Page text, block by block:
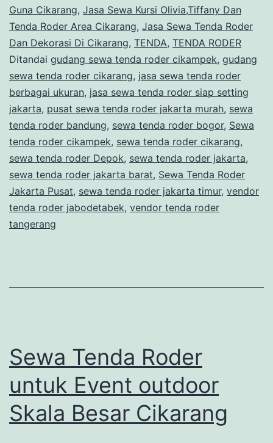
Serba
Guna
Cikarang
Guna Cikarang, Jasa Sewa Kursi Olivia,Tiffany Dan
Tenda Roder Area Cikarang, Jasa Sewa Tenda Roder
Dan Dekorasi Di Cikarang, TENDA, TENDA RODER
Ditandai gudang sewa tenda roder cikampek, gudang
sewa tenda roder cikarang, jasa sewa tenda roder
berbagai ukuran, jasa sewa tenda roder siap setting
jakarta, pusat sewa tenda roder jakarta murah, sewa
tenda roder bandung, sewa tenda roder bogor, Sewa
tenda roder cikampek, sewa tenda roder cikarang,
sewa tenda roder Depok, sewa tenda roder jakarta,
sewa tenda roder jakarta barat, Sewa Tenda Roder
Jakarta Pusat, sewa tenda roder jakarta timur, vendor
tenda roder jabodetabek, vendor tenda roder
tangerang
Sewa Tenda Roder
untuk Event outdoor
Skala Besar Cikarang